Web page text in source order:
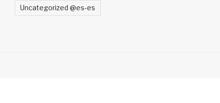
Uncategorized @es-es